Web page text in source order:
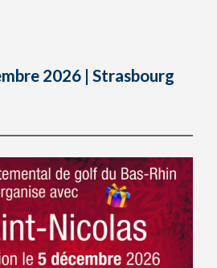
2026 | Strasbourg